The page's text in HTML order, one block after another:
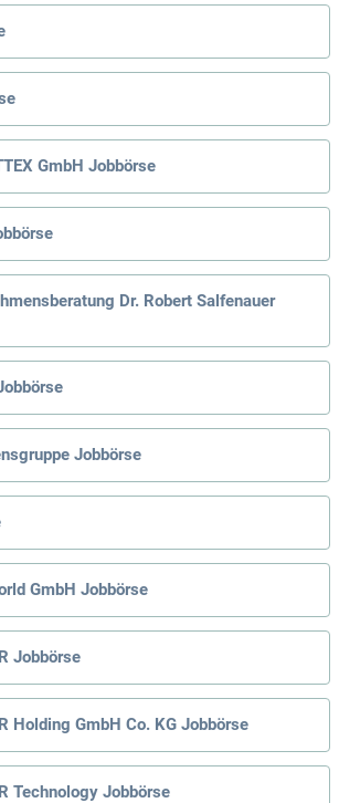
GmbH Jobbörse
Dr. Robert Salfenauer
Jobbörse
GmbH Jobbörse
Jobbörse
Holding GmbH Co. KG Jobbörse
Technology Jobbörse